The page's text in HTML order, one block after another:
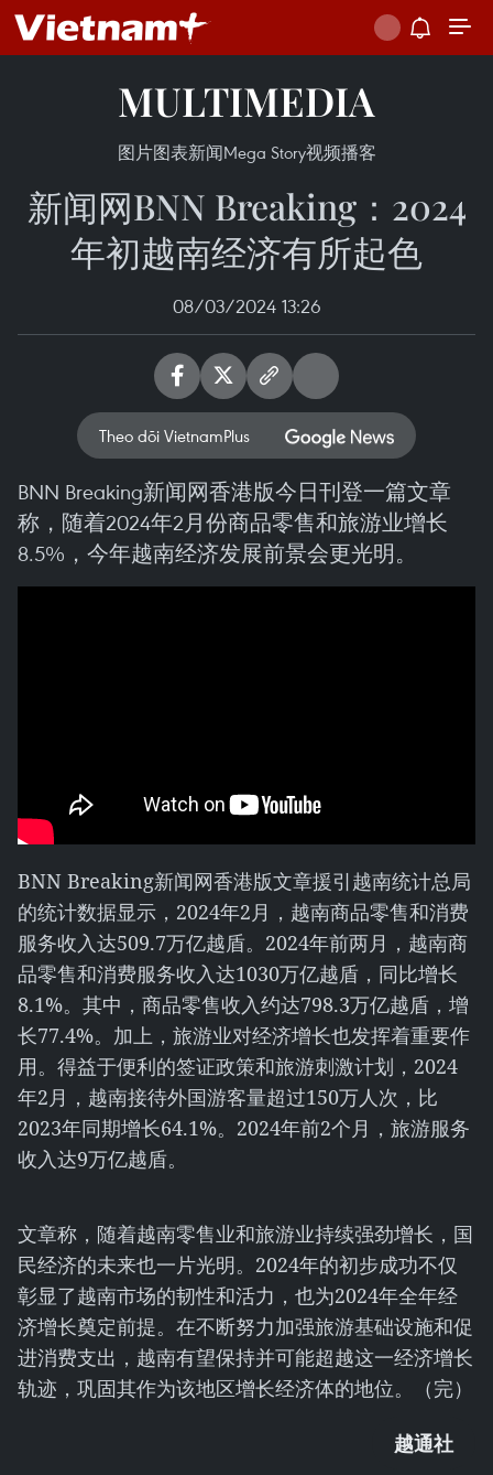
MULTIMEDIA
图片图表新闻Mega Story视频播客
新闻网BNN Breaking：2024
年初越南经济有所起色
08/03/2024 13:26
Theo dõi VietnamPlus
BNN Breaking新闻网香港版今日刊登一篇文章
称，随着2024年2月份商品零售和旅游业增长
8.5%，今年越南经济发展前景会更光明。
BNN Breaking新闻网香港版文章援引越南统计总局
的统计数据显示，2024年2月，越南商品零售和消费
服务收入达509.7万亿越盾。2024年前两月，越南商
品零售和消费服务收入达1030万亿越盾，同比增长
8.1%。其中，商品零售收入约达798.3万亿越盾，增
长77.4%。加上，旅游业对经济增长也发挥着重要作
用。得益于便利的签证政策和旅游刺激计划，2024
年2月，越南接待外国游客量超过150万人次，比
2023年同期增长64.1%。2024年前2个月，旅游服务
收入达9万亿越盾。
文章称，随着越南零售业和旅游业持续强劲增长，国
民经济的未来也一片光明。2024年的初步成功不仅
彰显了越南市场的韧性和活力，也为2024年全年经
济增长奠定前提。在不断努力加强旅游基础设施和促
进消费支出，越南有望保持并可能超越这一经济增长
轨迹，巩固其作为该地区增长经济体的地位。（完）
越通社